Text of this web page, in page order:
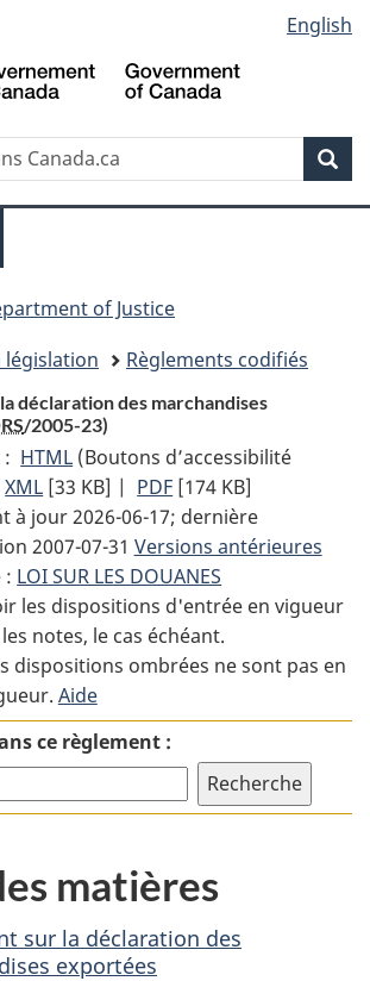
au
contenu
propos
de
la
HTML
simplifiée
English
of Justice
législation
Règlements codifiés
déclaration des marchandises
/2005-23)
HTML Texte
complet
:
Règlement
sur
la
déclaration
des
marchandises
exportées
(Boutons d’accessibilité
XML Texte
complet
:
Règlement
sur
la
déclaration
des
marchandises
exportées
[33 KB] | PDF Texte
complet
:
Règlement
sur
la
déclaration
marchandises
[174 KB]
à jour 2026-06-17; dernière
2007-07-31 Versions antérieures
: LOI SUR LES DOUANES
les dispositions d'entrée en vigueur
notes, le cas échéant.
dispositions ombrées ne sont pas en
Aide
ce règlement :
matières
sur la déclaration des
exportées